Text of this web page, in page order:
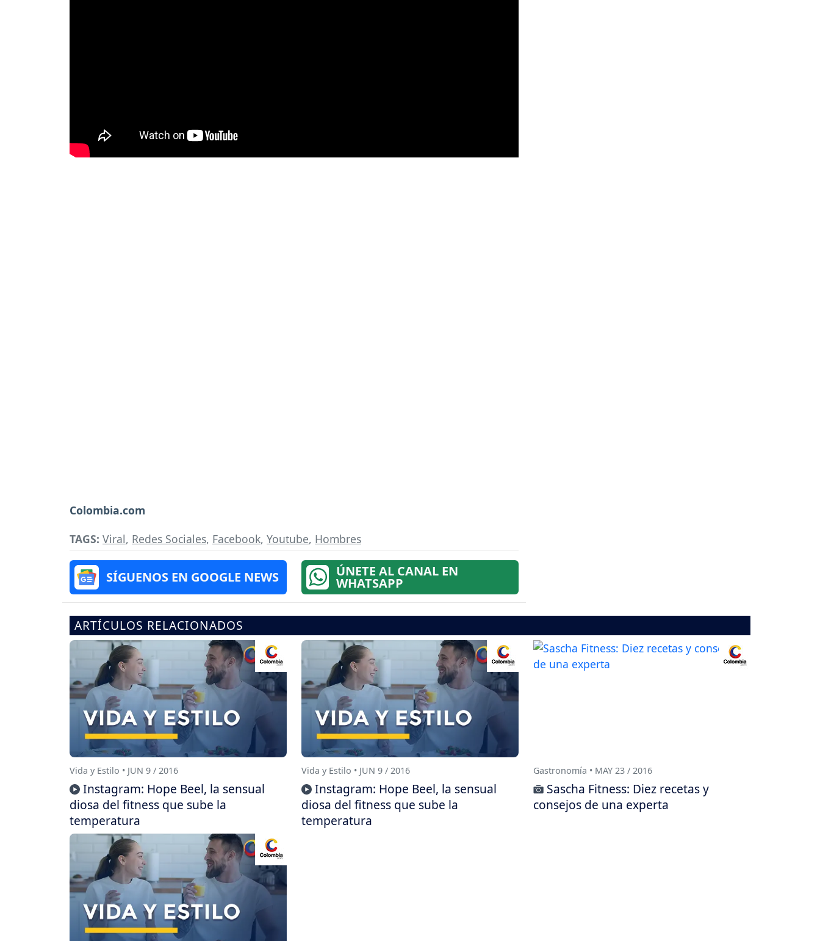
Colombia.com
TAGS: Viral, Redes Sociales, Facebook, Youtube, Hombres
SÍGUENOS EN GOOGLE NEWS ÚNETE AL CANAL EN
WHATSAPP
ARTÍCULOS RELACIONADOS
Vida y Estilo • JUN 9 / 2016
Instagram: Hope Beel, la sensual
diosa del fitness que sube la
temperatura
Vida y Estilo • JUN 9 / 2016
Instagram: Hope Beel, la sensual
diosa del fitness que sube la
temperatura
Gastronomía • MAY 23 / 2016
Sascha Fitness: Diez recetas y
consejos de una experta